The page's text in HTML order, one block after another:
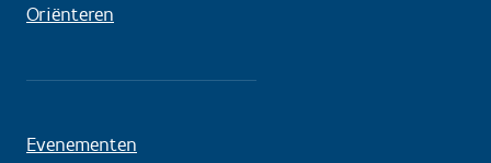
Oriënteren
Evenementen